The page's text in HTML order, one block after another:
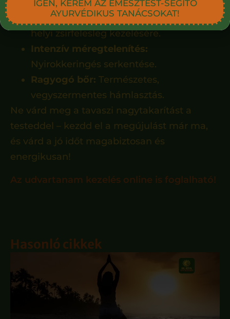
Célzott alakformálás:Narancsbőr és
helyi zsírfelesleg kezelésére.
Intenzív méregtelenítés:
Nyirokkeringés serkentése.
Ragyogó bőr: Természetes,
vegyszermentes hámlasztás.
Ne várd meg a tavaszi nagytakarítást a
testeddel – kezdd el a megújulást már ma,
és várd a jó időt magabiztosan és
energikusan!
Az udvartanam kezelés online is foglalható!
Hasonló cikkek
IGEN, KÉREM AZ EMÉSZTÉST-SEGÍTŐ
AYURVÉDIKUS TANÁCSOKAT!